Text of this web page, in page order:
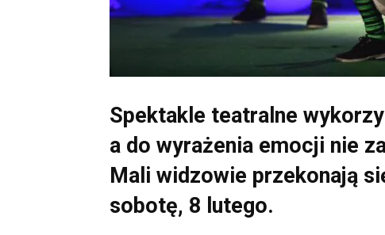
Spektakle teatralne
a do wyrażenia emocji nie
Mali widzowie przekonają
sobotę, 8 lutego.